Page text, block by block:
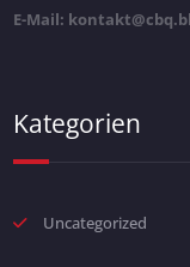
E-Mail:
Kategorien
Uncategorized